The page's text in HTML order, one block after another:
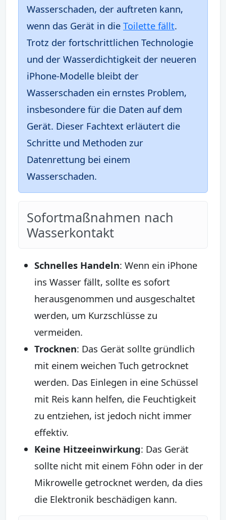
Wasserschaden, der auftreten kann,
wenn das Gerät in die Toilette fällt.
Trotz der fortschrittlichen Technologie
und der Wasserdichtigkeit der neueren
iPhone-Modelle bleibt der
Wasserschaden ein ernstes Problem,
insbesondere für die Daten auf dem
Gerät. Dieser Fachtext erläutert die
Schritte und Methoden zur
Datenrettung bei einem
Wasserschaden.
Sofortmaßnahmen nach
Wasserkontakt
Schnelles Handeln: Wenn ein iPhone
ins Wasser fällt, sollte es sofort
herausgenommen und ausgeschaltet
werden, um Kurzschlüsse zu
vermeiden.
Trocknen: Das Gerät sollte gründlich
mit einem weichen Tuch getrocknet
werden. Das Einlegen in eine Schüssel
mit Reis kann helfen, die Feuchtigkeit
zu entziehen, ist jedoch nicht immer
effektiv.
Keine Hitzeeinwirkung: Das Gerät
sollte nicht mit einem Föhn oder in der
Mikrowelle getrocknet werden, da dies
die Elektronik beschädigen kann.